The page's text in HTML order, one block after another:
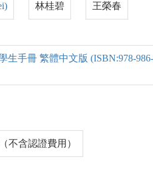
林桂碧 王榮春
生手冊 繁體中文版 (ISBN:978-986-
含認證費用）